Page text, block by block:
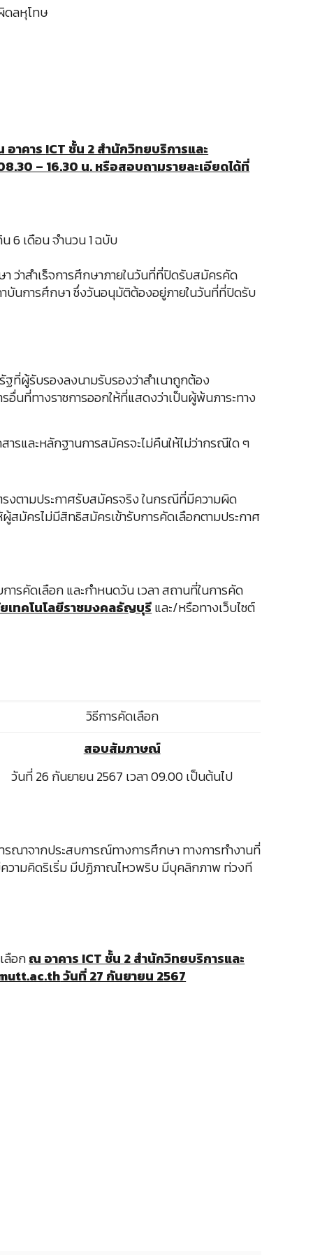
ดลหุโทษ
อาคารICT ชั้น 2 สำนักวิทยบริการและ
– 16.30 น. หรือสอบถามรายละเอียดได้ที่
6 เดือน จำนวน 1 ฉบับ
ว่าสำเร็จการศึกษาภายในวันที่ที่ปิดรับสมัครคัด
บันการศึกษา ซึ่งวันอนุมัติต้องอยู่ภายในวันที่ที่ปิดรับ
ฐที่ผู้รับรองลงนามรับรองว่าสำเนาถูกต้อง
นที่ทางราชการออกให้ที่แสดงว่าเป็นผู้พ้นภาระทาง
ารและหลักฐานการสมัครจะไม่คืนให้ไม่ว่ากรณีใด ๆ
งตามประกาศรับสมัครจริง ในกรณีที่มีความผิด
มัครไม่มีสิทธิสมัครเข้ารับการคัดเลือกตามประกาศ
รคัดเลือก และกำหนดวัน เวลา สถานที่ในการคัด
เทคโนโลยีราชมงคลธัญบุรีและ/หรือทางเว็บไซต์
วิธีการคัดเลือก
สอบสัมภาษณ์
วันที่ 26 กันยายน 2567 เวลา 09.00 เป็นต้นไป
ณาจากประสบการณ์ทางการศึกษา ทางการทำงานที่
วามคิดริเริ่ม มีปฏิภาณไหวพริบ มีบุคลิกภาพ ท่วงที
ลือกณ อาคารICT ชั้น 2 สำนักวิทยบริการและ
วันที่ 27 กันยายน 2567